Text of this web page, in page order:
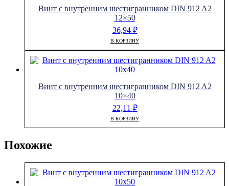
Винт с внутренним шестигранником DIN 912 A2
12×50
36,94 ₽
В КОРЗИНУ
Винт с внутренним шестигранником DIN 912 A2
10×40
22,11 ₽
В КОРЗИНУ
Похожие